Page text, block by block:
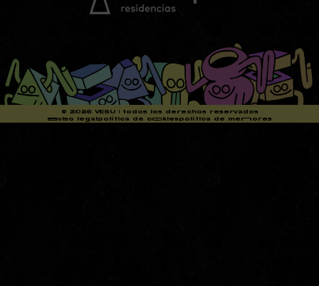
© 2026 VESU | todos los derechos reservados
aaviso legal
política de cookies política de mennores